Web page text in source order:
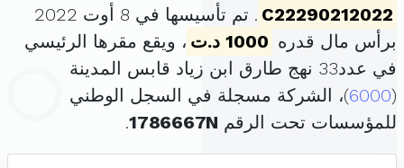
C22290212022
. تم تأسيسها في 8 أوت 2022
برأس مال قدره 1000 د.ت
، ويقع مقرها الرئيسي
في عدد33 نهج طارق ابن زياد قابس المدينة
(
6000)، الشركة مسجلة في السجل الوطني
للمؤسسات تحت الرقم 1786667N
.